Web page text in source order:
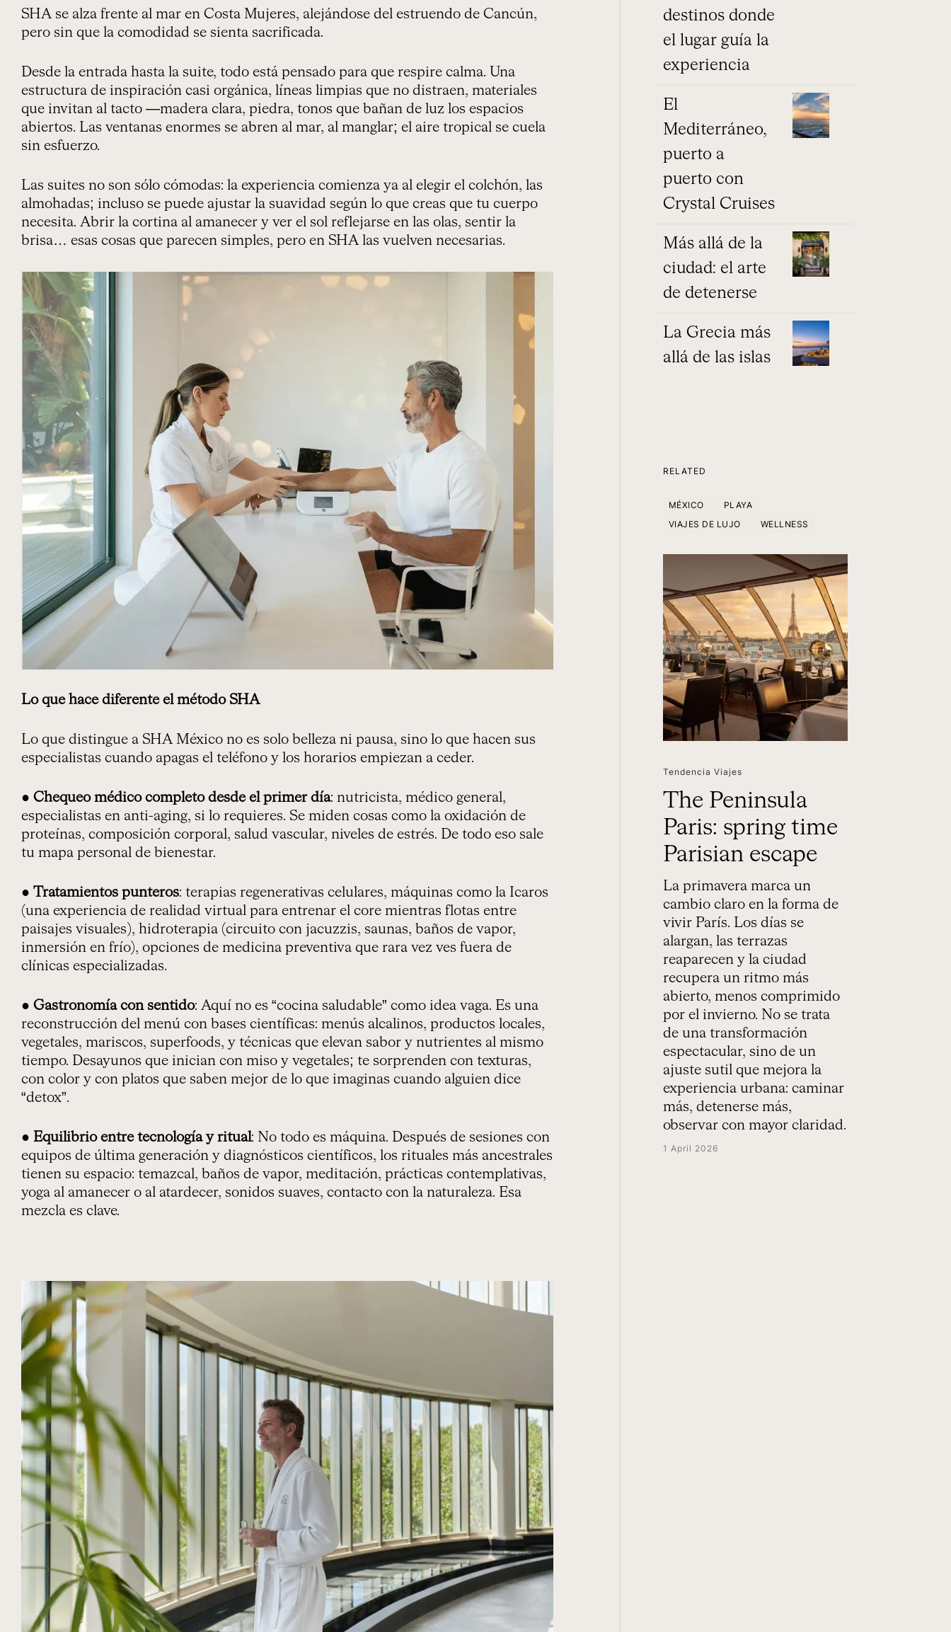
SHA se alza frente al mar en Costa Mujeres, alejándose del estruendo de Cancún,
pero sin que la comodidad se sienta sacrificada.
Desde la entrada hasta la suite, todo está pensado para que respire calma. Una
estructura de inspiración casi orgánica, líneas limpias que no distraen, materiales
que invitan al tacto —madera clara, piedra, tonos que bañan de luz los espacios
abiertos. Las ventanas enormes se abren al mar, al manglar; el aire tropical se cuela
sin esfuerzo.
Las suites no son sólo cómodas: la experiencia comienza ya al elegir el colchón, las
almohadas; incluso se puede ajustar la suavidad según lo que creas que tu cuerpo
necesita. Abrir la cortina al amanecer y ver el sol reflejarse en las olas, sentir la
brisa… esas cosas que parecen simples, pero en SHA las vuelven necesarias.
Lo que hace diferente el método SHA
Lo que distingue a SHA México no es solo belleza ni pausa, sino lo que hacen sus
especialistas cuando apagas el teléfono y los horarios empiezan a ceder.
● Chequeo médico completo desde el primer día: nutricista, médico general,
especialistas en anti-aging, si lo requieres. Se miden cosas como la oxidación de
proteínas, composición corporal, salud vascular, niveles de estrés. De todo eso sale
tu mapa personal de bienestar.
● Tratamientos punteros: terapias regenerativas celulares, máquinas como la Icaros
(una experiencia de realidad virtual para entrenar el core mientras flotas entre
paisajes visuales), hidroterapia (circuito con jacuzzis, saunas, baños de vapor,
inmersión en frío), opciones de medicina preventiva que rara vez ves fuera de
clínicas especializadas.
● Gastronomía con sentido: Aquí no es “cocina saludable” como idea vaga. Es una
reconstrucción del menú con bases científicas: menús alcalinos, productos locales,
vegetales, mariscos, superfoods, y técnicas que elevan sabor y nutrientes al mismo
tiempo. Desayunos que inician con miso y vegetales; te sorprenden con texturas,
con color y con platos que saben mejor de lo que imaginas cuando alguien dice
“detox”.
● Equilibrio entre tecnología y ritual: No todo es máquina. Después de sesiones con
equipos de última generación y diagnósticos científicos, los rituales más ancestrales
tienen su espacio: temazcal, baños de vapor, meditación, prácticas contemplativas,
yoga al amanecer o al atardecer, sonidos suaves, contacto con la naturaleza. Esa
mezcla es clave.
destinos donde
el lugar guía la
experiencia
El
Mediterráneo,
puerto a
puerto con
Crystal Cruises
Más allá de la
ciudad: el arte
de detenerse
La Grecia más
allá de las islas
RELATED
MÉXICO
PLAYA
VIAJES DE LUJO
WELLNESS
Tendencia Viajes
The Peninsula
Paris: spring time
Parisian escape
La primavera marca un
cambio claro en la forma de
vivir París. Los días se
alargan, las terrazas
reaparecen y la ciudad
recupera un ritmo más
abierto, menos comprimido
por el invierno. No se trata
de una transformación
espectacular, sino de un
ajuste sutil que mejora la
experiencia urbana: caminar
más, detenerse más,
observar con mayor claridad.
1 April 2026